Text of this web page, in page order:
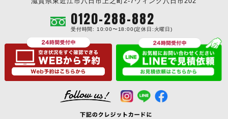
0120-288-882
受付時間: 10:00〜18:00(定休日:火曜日)